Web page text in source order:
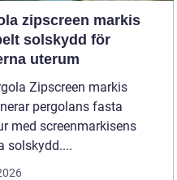
zipscreen markis
solskydd för
uterum
Zipscreen markis
pergolans fasta
med screenmarkisens
solskydd....